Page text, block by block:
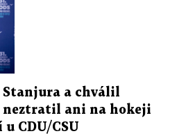
Stanjura a chválil
neztratil ani na hokeji
CDU/CSU